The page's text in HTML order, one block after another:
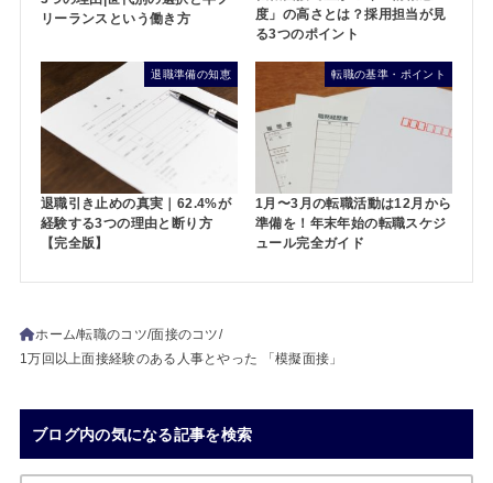
リーランスという働き方
度」の高さとは？採用担当が見
る3つのポイント
退職準備の知恵
退職引き止めの真実｜62.4%が
経験する3つの理由と断り方
【完全版】
転職の基準・ポイント
1月〜3月の転職活動は12月から
準備を！年末年始の転職スケジ
ュール完全ガイド
ホーム 転職のコツ 面接のコツ
1万回以上面接経験のある人事とやった 「模擬面接」
ブログ内の気になる記事を検索